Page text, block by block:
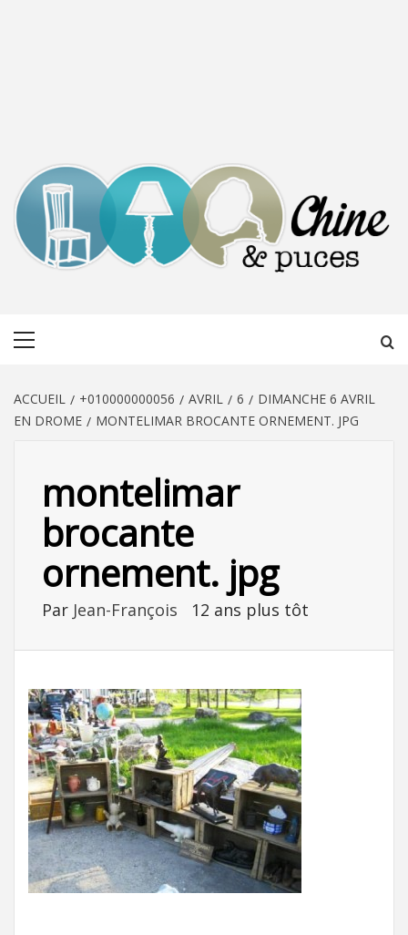
ACCUEIL +010000000056 AVRIL 6
DIMANCHE 6 AVRIL
EN DROME
MONTELIMAR BROCANTE ORNEMENT. JPG
montelimar
brocante
ornement. jpg
Par Jean-François 12 ans plus tôt